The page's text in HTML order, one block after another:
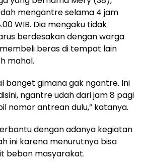
mengantre selama 4 jam
WIB. Dia mengaku tidak
berdesakan dengan warga
beras di tempat lain
mahal.
banget gimana gak ngantre. Ini
ngantre udah dari jam 8 pagi
nomor antrean dulu,” katanya.
dengan adanya kegiatan
ini karena menurutnya bisa
beban masyarakat.